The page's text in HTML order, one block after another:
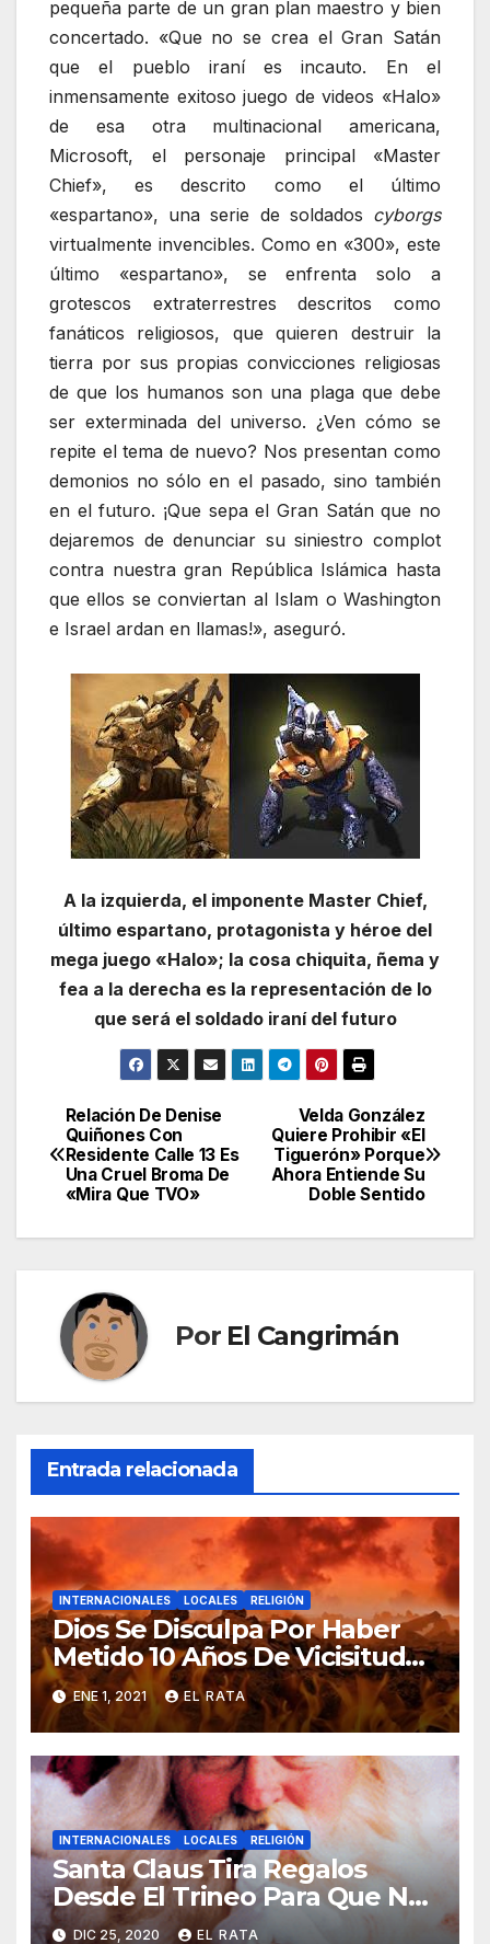
pequeña parte de un gran plan maestro y bien
concertado. «Que no se crea el Gran Satán
que el pueblo iraní es incauto. En el
inmensamente exitoso juego de videos «Halo»
de esa otra multinacional americana,
Microsoft, el personaje principal «Master
Chief», es descrito como el último
«espartano», una serie de soldados cyborgs
virtualmente invencibles. Como en «300», este
último «espartano», se enfrenta solo a
grotescos extraterrestres descritos como
fanáticos religiosos, que quieren destruir la
tierra por sus propias convicciones religiosas
de que los humanos son una plaga que debe
ser exterminada del universo. ¿Ven cómo se
repite el tema de nuevo? Nos presentan como
demonios no sólo en el pasado, sino también
en el futuro. ¡Que sepa el Gran Satán que no
dejaremos de denunciar su siniestro complot
contra nuestra gran República Islámica hasta
que ellos se conviertan al Islam o Washington
e Israel ardan en llamas!», aseguró.
A la izquierda, el imponente Master Chief,
último espartano, protagonista y héroe del
mega juego «Halo»; la cosa chiquita, ñema y
fea a la derecha es la representación de lo
que será el soldado iraní del futuro
Navegación
de
Velda González
Quiere Prohibir «El
Tiguerón» Porque
Ahora Entiende Su
Doble Sentido
Relación De Denise
Quiñones Con
Residente Calle 13 Es
Una Cruel Broma De
«Mira Que TVO»
Por El Cangrimán
Entrada relacionada
INTERNACIONALES LOCALES RELIGIÓN
Dios Se Disculpa Por Haber
Metido 10 Años De Vicisitudes
En El 2020
ENE 1, 2021 EL RATA
INTERNACIONALES LOCALES RELIGIÓN
Santa Claus Tira Regalos
Desde El Trineo Para Que No
Se Le Pegue El COVID-19
DIC 25, 2020 EL RATA